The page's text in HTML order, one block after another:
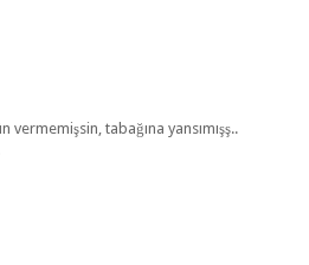
vermemişsin, tabağına yansımışş..